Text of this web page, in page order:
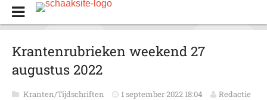
Krantenrubrieken weekend 27
augustus 2022
Kranten/Tijdschriften 1 september 2022 18:04
Redactie